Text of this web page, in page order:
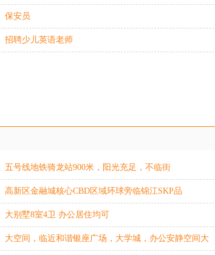
保安员
招聘少儿英语老师
五号线地铁骑龙站900米，阳光充足，不临街
高新区金融城核心CBD区域环球旁临锦江SKP品
大别墅8室4卫 办公居住均可
大空间，临近和谐银座广场，大学城，办公安静空间大